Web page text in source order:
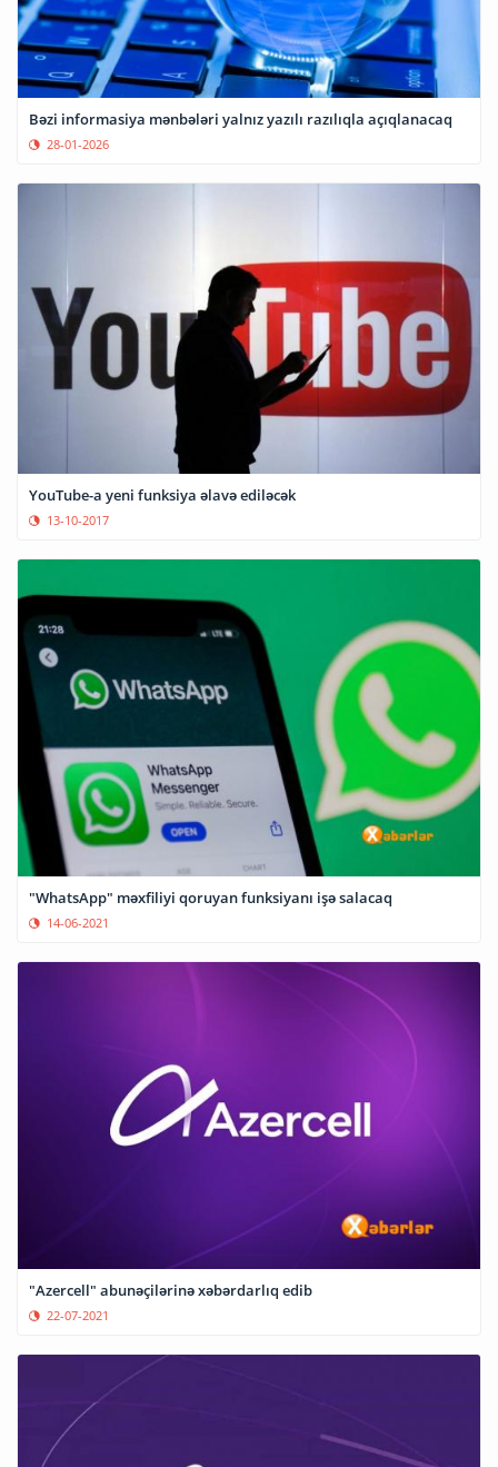
Bəzi informasiya mənbələri yalnız yazılı razılıqla açıqlanacaq
28-01-2026
YouTube-a yeni funksiya əlavə ediləcək
13-10-2017
"WhatsApp" məxfiliyi qoruyan funksiyanı işə salacaq
14-06-2021
"Azercell" abunəçilərinə xəbərdarlıq edib
22-07-2021